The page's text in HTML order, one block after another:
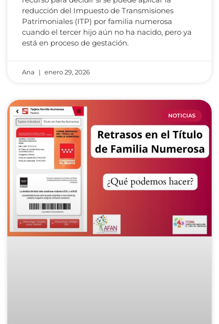
reducción del Impuesto de Transmisiones
Patrimoniales (ITP) por familia numerosa
cuando el tercer hijo aún no ha nacido, pero ya
está en proceso de gestación.
Ana enero 29, 2026
NOTICIAS